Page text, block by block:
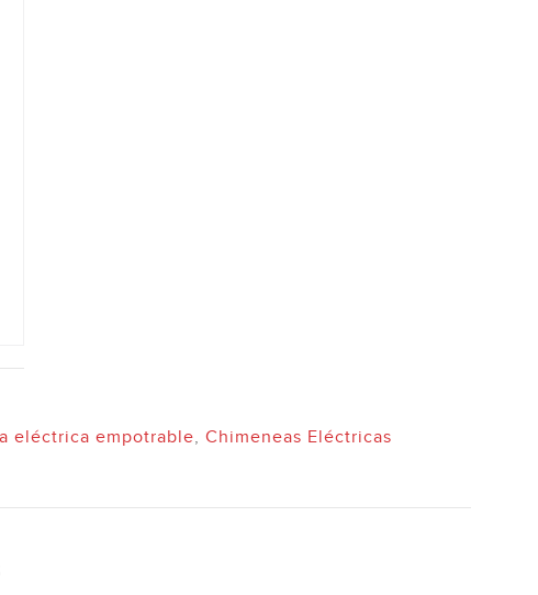
eléctrica empotrable, Chimeneas Eléctricas